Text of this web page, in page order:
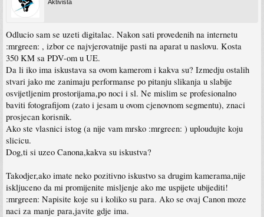
Aktivista
Odlucio sam se uzeti digitalac. Nakon sati provedenih na internetu
:mrgreen: , izbor ce najvjerovatnije pasti na aparat u naslovu. Kosta
350 KM sa PDV-om u UE.
Da li iko ima iskustava sa ovom kamerom i kakva su? Izmedju ostalih
stvari jako me zanimaju performanse po pitanju slikanja u slabije
osvijetljenim prostorijama,po noci i sl. Ne mislim se profesionalno
baviti fotografijom (zato i jesam u ovom cjenovnom segmentu), znaci
prosjecan korisnik.
Ako ste vlasnici istog (a nije vam mrsko :mrgreen: ) uploudujte koju
slicicu.
Dog,ti si uzeo Canona,kakva su iskustva?
Takodjer,ako imate neko pozitivno iskustvo sa drugim kamerama,nije
iskljuceno da mi promijenite misljenje ako me uspijete ubijediti!
:mrgreen: Napisite koje su i koliko su para. Ako se ovaj Canon moze
naci za manje para,javite gdje ima.